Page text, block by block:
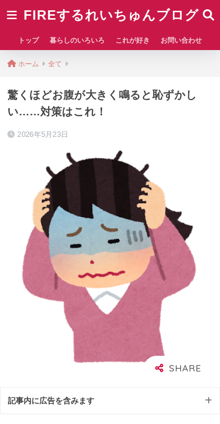
FIREするれいちゅんブログ
トップ 暮らしのいろいろ これが好き お問い合わせ
ホーム 全て
驚くほどお腹が大きく鳴ると恥ずかし
い……対策はこれ！
2026年5月23日
記事内に広告を含みます